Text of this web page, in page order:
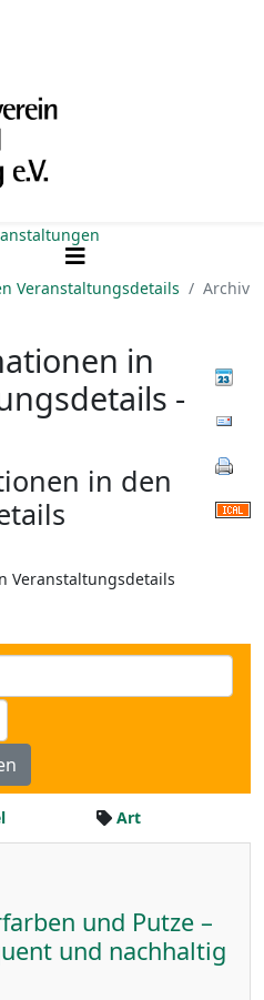
Veranstaltungsdetails
Archiv
in
-
in den
Veranstaltungsdetails
Art
und Putze –
und nachhaltig